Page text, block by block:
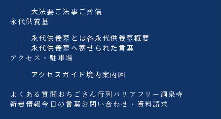
大法要 ご法事 ご葬儀
永代供養墓
永代供養墓とは各永代供養墓概要
永代供養墓へ寄せられた言葉
アクセス・駐車場
アクセスガイド境内案内図
よくある質問おちごさん行列バリアフリー洞泉寺
新着情報今日の言葉お問い合わせ・資料請求